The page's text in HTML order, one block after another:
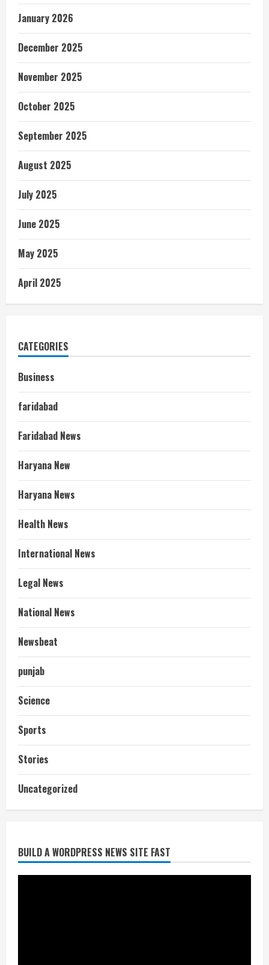
January 2026
December 2025
November 2025
October 2025
September 2025
August 2025
July 2025
June 2025
May 2025
April 2025
CATEGORIES
Business
faridabad
Faridabad News
Haryana New
Haryana News
Health News
International News
Legal News
National News
Newsbeat
punjab
Science
Sports
Stories
Uncategorized
BUILD A WORDPRESS NEWS SITE FAST
July 24, 2026
निर्धारित मानक व नियम का बारीकी से किया
जाएगा परीक्षण, तब कार्रवाई